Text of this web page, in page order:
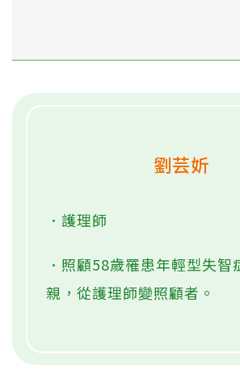
劉芸妡
．護理師
．照顧58歲罹患年輕型失智
親，從護理師變照顧者。